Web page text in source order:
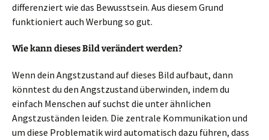
differenziert wie das Bewusstsein. Aus diesem Grund
funktioniert auch Werbung so gut.
Wie kann dieses Bild verändert werden?
Wenn dein Angstzustand auf dieses Bild aufbaut, dann
könntest du den Angstzustand überwinden, indem du
einfach Menschen auf suchst die unter ähnlichen
Angstzuständen leiden. Die zentrale Kommunikation und
um diese Problematik wird automatisch dazu führen, dass